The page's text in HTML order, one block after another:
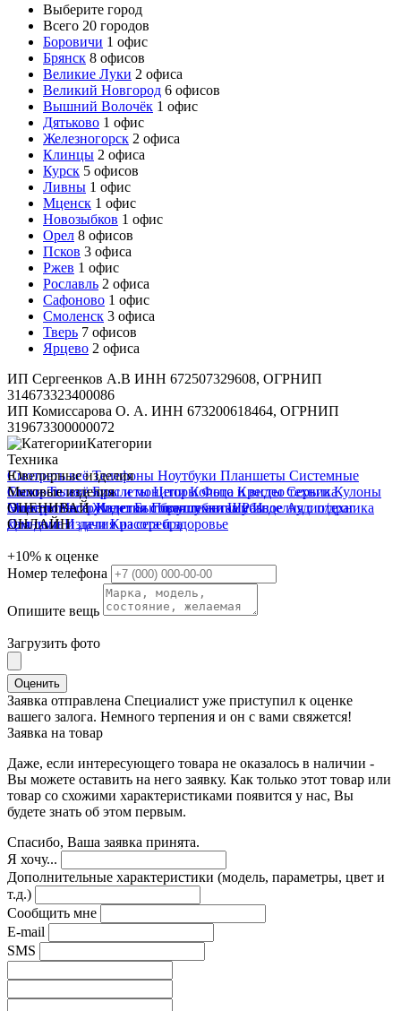
Выберите город
Всего 20 городов
Боровичи 1 офис
Брянск 8 офисов
Великие Луки 2 офиса
Великий Новгород 6 офисов
Вышний Волочёк 1 офис
Дятьково 1 офис
Железногорск 2 офиса
Клинцы 2 офиса
Курск 5 офисов
Ливны 1 офис
Мценск 1 офис
Новозыбков 1 офис
Орел 8 офисов
Псков 3 офиса
Ржев 1 офис
Рославль 2 офиса
Сафоново 1 офис
Смоленск 3 офиса
Тверь 7 офисов
Ярцево 2 офиса
ИП Сергеенков А.В ИНН 672507329608, ОГРНИП
314673323400086
ИП Комиссарова О. А. ИНН 673200618464, ОГРНИП
319673300000072
Категории
Техника
Смотреть всёТелефоны Ноутбуки Планшеты Системные
блокиТелевизоры и мониторыФото и видео техника
ЭлектроинструментБытовая техникаРазноеАудиотехника
Для дома и дачиКрасота и здоровье
Ювелирные изделия
Смотреть всёБраслетыЦепиКольца КрестыСерьгиКулоны
МонетыЧасыИзделия с бриллиантамиИзделия с п/драг
камнямиИзделия из серебра
Меховые изделия
Смотреть всёЖилеткиПолушубкиШубы
ОЦЕНИВАЙ
ОНЛАЙН
+10% к оценке
Номер телефона
Опишите вещь
Загрузить фото
Оценить
Заявка отправлена Специалист уже приступил к оценке
вашего залога. Немного терпения и он с вами свяжется!
Заявка на товар
Даже, если интересующего товара не оказалось в наличии -
Вы можете оставить на него заявку. Как только этот товар или
товар со схожими характеристиками появится у нас, Вы
будете знать об этом первым.
Спасибо, Ваша заявка принята.
Я хочу...
Дополнительные характеристики (модель, параметры, цвет и
т.д.)
Сообщить мне
E-mail
SMS